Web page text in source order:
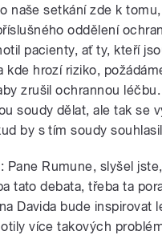
naše setkání zde k
oddělení
pacienty, ať ty, kteří
kde hrozí riziko,
zrušil ochrannou
soudy dělat, ale tak se
by s tím soudy
Pane Rumune, slyšel
tato debata, třeba ta
Davida bude inspirovat
více takových